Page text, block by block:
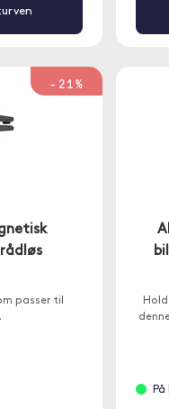
-21%
passer til